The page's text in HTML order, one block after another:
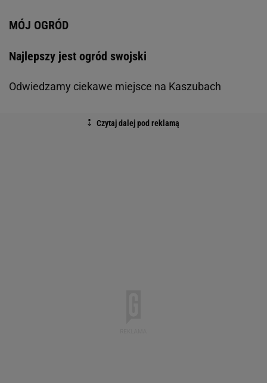
MÓJ OGRÓD
Najlepszy jest ogród swojski
Odwiedzamy ciekawe miejsce na Kaszubach